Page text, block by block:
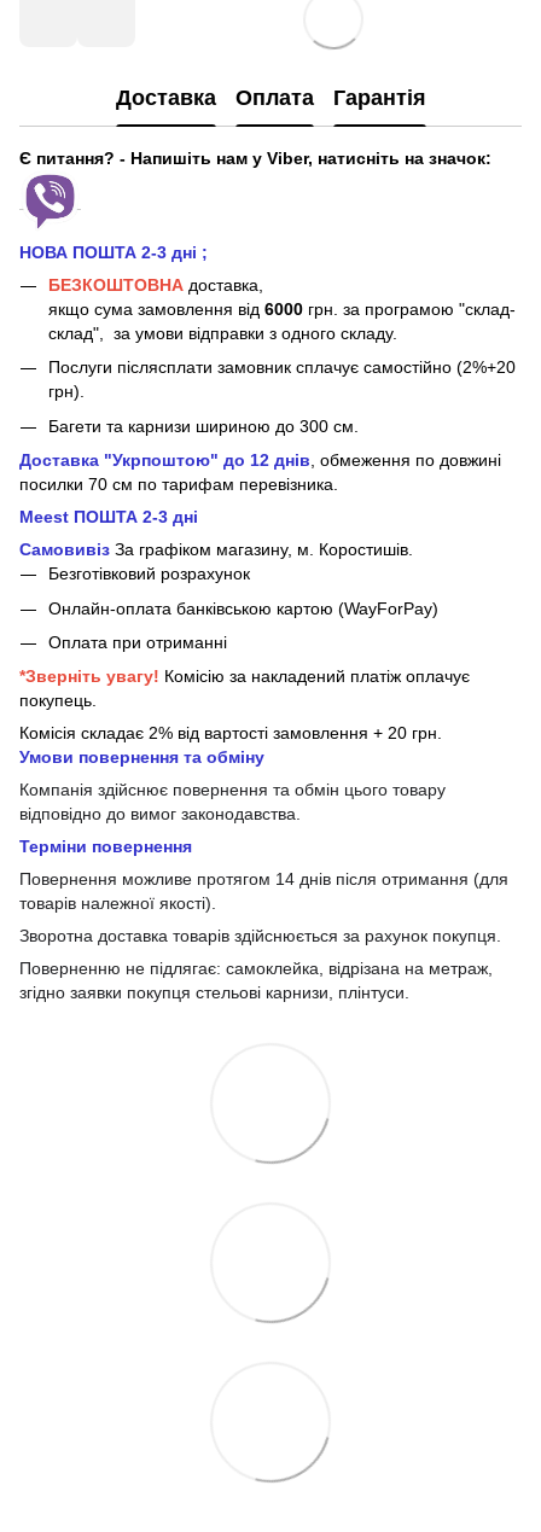
Доставка Оплата Гарантія
Є питання? - Напишіть нам у Viber, натисніть на значок:
НОВА ПОШТА 2-3 дні ;
БЕЗКОШТОВНА доставка,
якщо сума замовлення від 6000 грн. за програмою "склад-
склад", за умови відправки з одного складу.
Послуги післясплати замовник сплачує самостійно (2%+20
грн).
Багети та карнизи шириною до 300 см.
Доставка "Укрпоштою" до 12 днів , обмеження по довжині
посилки 70 см по тарифам перевізника.
Meest ПОШТА 2-3 дні
Самовивіз За графіком магазину, м.
Коростишів.
Безготівковий розрахунок
Онлайн-оплата банківською картою (WayForPay)
Оплата при отриманні
*Зверніть увагу! Комісію за накладений платіж оплачує
покупець.
Комісія складає 2% від вартості замовлення + 20 грн.
Умови повернення та обміну
Компанія здійснює повернення та обмін цього товару
відповідно до вимог законодавства.
Терміни повернення
Повернення можливе протягом 14 днів після отримання (для
товарів належної якості).
Зворотна доставка товарів здійснюється за рахунок покупця.
Поверненню не підлягає: самоклейка, відрізана на метраж,
згідно заявки покупця стельові карнизи, плінтуси.